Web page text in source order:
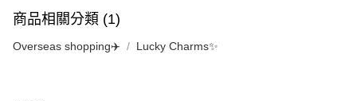
商品相關分類 (1)
Overseas shopping✈️ Lucky Charms✨